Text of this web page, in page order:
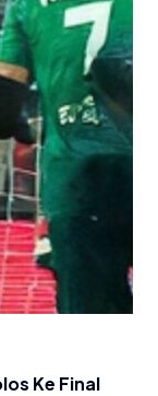
Ke Final